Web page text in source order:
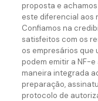
proposta e
este diferencial aos
Confiamos na
satisfeitos com os
os empresários que
podem emitir a NF-
maneira integrada
preparação,
protocolo de